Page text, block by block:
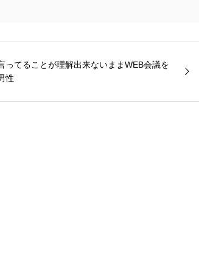
ってることが理解出来ないままWEB会議を
性